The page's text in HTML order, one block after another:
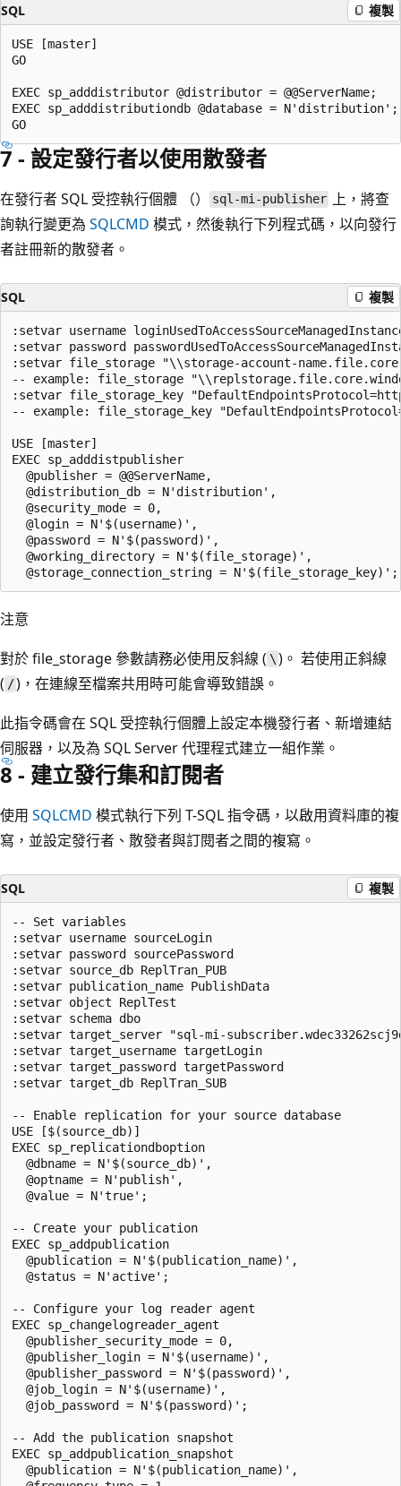
SQL 複製
USE [master]
GO
EXEC sp_adddistributor @distributor = @@ServerName;
EXEC sp_adddistributiondb @database = N'distribution';
7 - 設定發行者以使用散發者
在發行者 SQL 受控執行個體 （） sql-mi-publisher 上，將查
詢執行變更為 SQLCMD 模式，然後執行下列程式碼，以向發行
者註冊新的散發者。
SQL 複製
:setvar username
:setvar password
:setvar file_storage "\\storage-account-
-- example: file_storage
:setvar file_storage_key
-- example: file_storage_key
USE [master]
EXEC sp_adddistpublisher
  @publisher = @@ServerName,
  @distribution_db = N'distribution',
  @security_mode = 0,
  @login = N'$(username)',
  @password = N'$(password)',
  @working_directory = N'$(file_storage)',
注意
對於 file_storage 參數請務必使用反斜線 ( \ )。 若使用正斜線
( /)，在連線至檔案共用時可能會導致錯誤。
此指令碼會在 SQL 受控執行個體上設定本機發行者、新增連結
伺服器，以及為 SQL Server 代理程式建立一組作業。
8 - 建立發行集和訂閱者
使用 SQLCMD 模式執行下列 T-SQL 指令碼，以啟用資料庫的複
寫，並設定發行者、散發者與訂閱者之間的複寫。
SQL 複製
-- Set variables
:setvar username sourceLogin
:setvar password sourcePassword
:setvar source_db ReplTran_PUB
:setvar publication_name PublishData
:setvar object ReplTest
:setvar schema dbo
:setvar target_server "sql-mi-
:setvar target_username targetLogin
:setvar target_password targetPassword
:setvar target_db ReplTran_SUB
-- Enable replication for your source database
USE [$(source_db)]
EXEC sp_replicationdboption
  @dbname = N'$(source_db)',
  @optname = N'publish',
  @value = N'true';
-- Create your publication
EXEC sp_addpublication
  @publication = N'$(publication_name)',
  @status = N'active';
-- Configure your log reader agent
EXEC sp_changelogreader_agent
  @publisher_security_mode = 0,
  @publisher_login = N'$(username)',
  @publisher_password = N'$(password)',
  @job_login = N'$(username)',
  @job_password = N'$(password)';
-- Add the publication snapshot
EXEC sp_addpublication_snapshot
  @publication = N'$(publication_name)',